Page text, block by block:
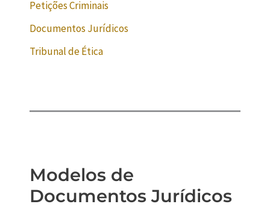
Petições Criminais
Documentos Jurídicos
Tribunal de Ética
Modelos de
Documentos Jurídicos